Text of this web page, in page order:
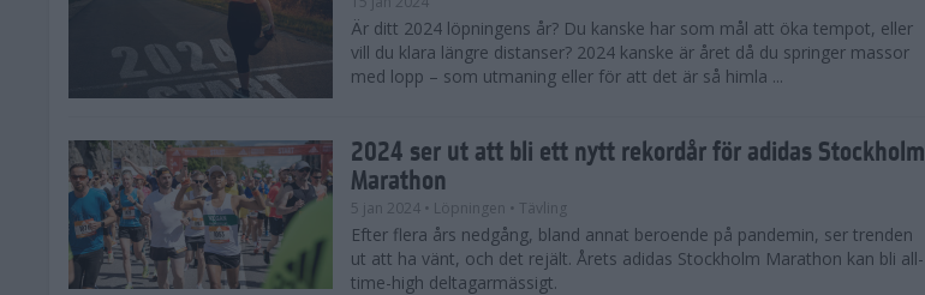
Är ditt 2024 löpningens år? Du kanske har som mål att öka tempot, eller
vill du klara längre distanser? 2024 kanske är året då du springer massor
med lopp – som utmaning eller för att det är så himla ...
2024 ser ut att bli ett nytt rekordår för adidas Stockholm
Marathon
5 jan 2024 • Löpningen • Tävling
Efter flera års nedgång, bland annat beroende på pandemin, ser trenden
ut att ha vänt, och det rejält. Årets adidas Stockholm Marathon kan bli all-
time-high deltagarmässigt.